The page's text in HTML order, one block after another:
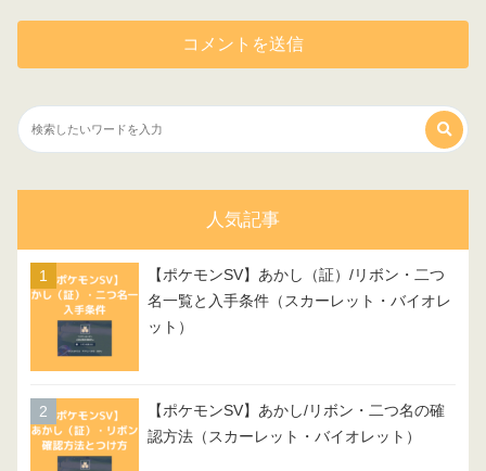
人気記事
【ポケモンSV】あかし（証）/リボン・二つ
名一覧と入手条件（スカーレット・バイオレ
ット）
【ポケモンSV】あかし/リボン・二つ名の確
認方法（スカーレット・バイオレット）